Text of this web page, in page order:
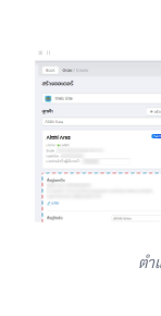
ตำ